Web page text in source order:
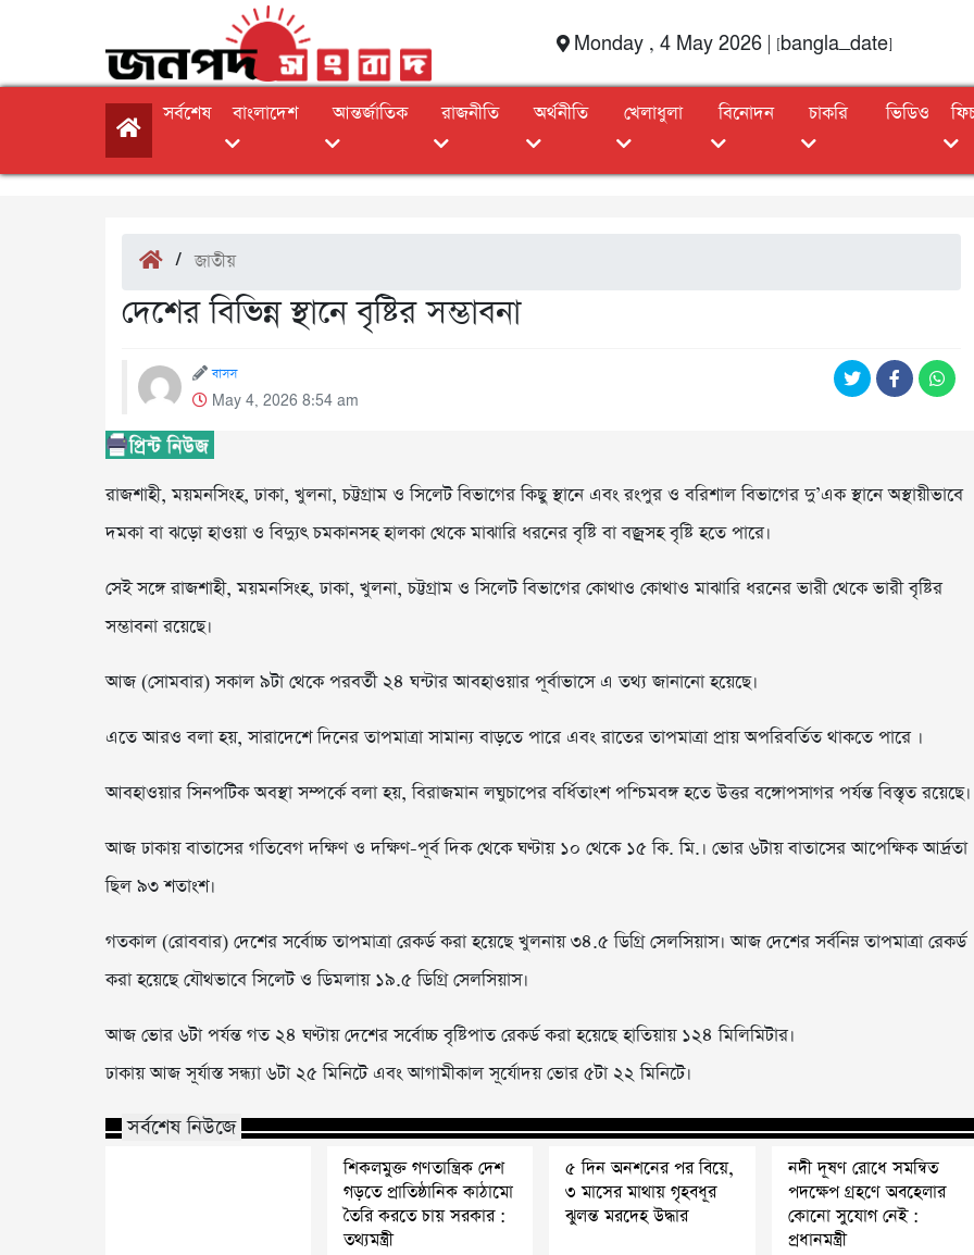
Monday , 4 May 2026 | [bangla_date]
সর্বশেষ বাংলাদেশ আন্তর্জাতিক রাজনীতি অর্থনীতি খেলাধুলা বিনোদন চাকরি ভিডিও
/জাতীয়
দেশের বিভিন্ন স্থানে বৃষ্টির সম্ভাবনা
বাসস
May 4, 2026 8:54 am
রাজশাহী, ময়মনসিংহ, ঢাকা, খুলনা, চট্টগ্রাম ও সিলেট বিভাগের কিছু স্থানে এবং রংপুর ও বরিশাল বিভাগের দু’এক স্থানে অস্থায়ীভাবে
দমকা বা ঝড়ো হাওয়া ও বিদ্যুৎ চমকানসহ হালকা থেকে মাঝারি ধরনের বৃষ্টি বা বজ্রসহ বৃষ্টি হতে পারে।
সেই সঙ্গে রাজশাহী, ময়মনসিংহ, ঢাকা, খুলনা, চট্টগ্রাম ও সিলেট বিভাগের কোথাও কোথাও মাঝারি ধরনের ভারী থেকে ভারী বৃষ্টির
সম্ভাবনা রয়েছে।
আজ (সোমবার) সকাল ৯টা থেকে পরবর্তী ২৪ ঘন্টার আবহাওয়ার পূর্বাভাসে এ তথ্য জানানো হয়েছে।
এতে আরও বলা হয়, সারাদেশে দিনের তাপমাত্রা সামান্য বাড়তে পারে এবং রাতের তাপমাত্রা প্রায় অপরিবর্তিত থাকতে পারে ।
আবহাওয়ার সিনপটিক অবস্থা সম্পর্কে বলা হয়, বিরাজমান লঘুচাপের বর্ধিতাংশ পশ্চিমবঙ্গ হতে উত্তর বঙ্গোপসাগর পর্যন্ত বিস্তৃত রয়েছে।
আজ ঢাকায় বাতাসের গতিবেগ দক্ষিণ ও দক্ষিণ-পূর্ব দিক থেকে ঘণ্টায় ১০ থেকে ১৫ কি. মি.। ভোর ৬টায় বাতাসের আপেক্ষিক আর্দ্রতা
ছিল ৯৩ শতাংশ।
গতকাল (রোববার) দেশের সর্বোচ্চ তাপমাত্রা রেকর্ড করা হয়েছে খুলনায় ৩৪.৫ ডিগ্রি সেলসিয়াস। আজ দেশের সর্বনিম্ন তাপমাত্রা রেকর্ড
করা হয়েছে যৌথভাবে সিলেট ও ডিমলায় ১৯.৫ ডিগ্রি সেলসিয়াস।
আজ ভোর ৬টা পর্যন্ত গত ২৪ ঘণ্টায় দেশের সর্বোচ্চ বৃষ্টিপাত রেকর্ড করা হয়েছে হাতিয়ায় ১২৪ মিলিমিটার।
ঢাকায় আজ সূর্যাস্ত সন্ধ্যা ৬টা ২৫ মিনিটে এবং আগামীকাল সূর্যোদয় ভোর ৫টা ২২ মিনিটে।
সর্বশেষ নিউজে
শিকলমুক্ত গণতান্ত্রিক দেশ
গড়তে প্রাতিষ্ঠানিক কাঠামো
তৈরি করতে চায় সরকার :
তথ্যমন্ত্রী
৫ দিন অনশনের পর বিয়ে,
৩ মাসের মাথায় গৃহবধূর
ঝুলন্ত মরদেহ উদ্ধার
নদী দূষণ রোধে সমন্বিত
পদক্ষেপ গ্রহণে অবহেলার
কোনো সুযোগ নেই :
প্রধানমন্ত্রী